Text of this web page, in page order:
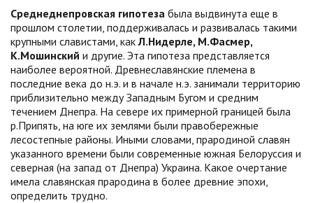
Среднеднепровская гипотеза была выдвинута еще в
прошлом столетии, поддерживалась и развивалась такими
крупными славистами, какЛ.Нидерле, М.Фасмер,
К.Мошинский и другие. Эта гипотеза представляется
наиболее вероятной. Древнеславянские племена в
последние века до н.э. и в начале н.э. занимали территорию
приблизительно между Западным Бугом и средним
течением Днепра. На севере их примерной границей была
р.Припять, на юге их землями были правобережные
лесостепные районы. Иными словами, прародиной славян
указанного времени были современные южная Белоруссия и
северная (на запад от Днепра) Украина. Какое очертание
имела славянская прародина в более древние эпохи,
определить трудно.